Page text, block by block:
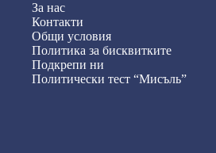
За нас
Контакти
Общи условия
Политика за бисквитките
Подкрепи ни
Политически тест “Мисъль”